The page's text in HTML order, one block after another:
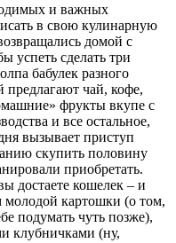
и важных
в свою кулинарную
домой с
успеть сделать три
бабулек разного
предлагают чай, кофе,
фрукты вкупе с
и все остальное,
вызывает приступ
скупить половину
приобретать.
достаете кошелек – и
молодой картошки (о том,
подумать чуть позже),
клубничками (ну,